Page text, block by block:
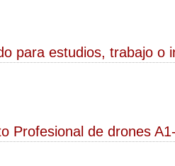
para estudios, trabajo o
Profesional de drones